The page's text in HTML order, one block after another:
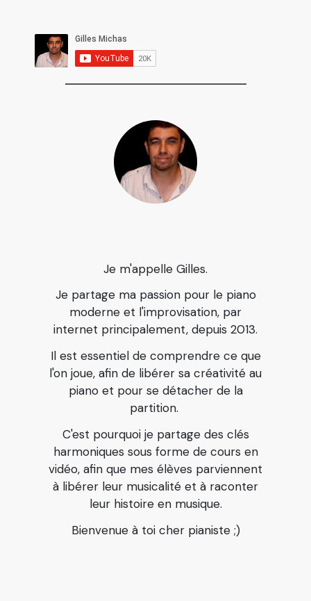
Je m'appelle Gilles.
Je partage ma passion pour le piano
moderne et l'improvisation, par
internet principalement, depuis 2013.
Il est essentiel de comprendre ce que
l'on joue, afin de libérer sa créativité au
piano et pour se détacher de la
partition.
C'est pourquoi je partage des clés
harmoniques sous forme de cours en
vidéo, afin que mes élèves parviennent
à libérer leur musicalité et à raconter
leur histoire en musique.
Bienvenue à toi cher pianiste ;)